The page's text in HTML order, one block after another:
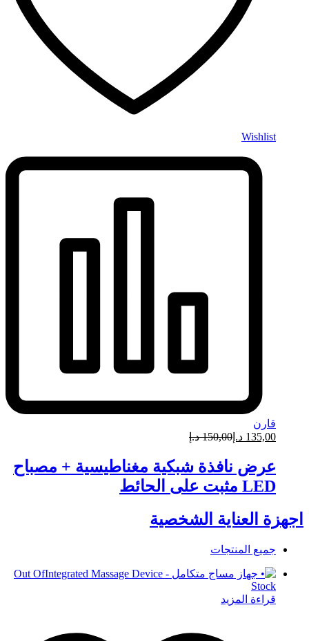
Wishlist
قارن
135,00 د.إ 150,00 د.إ
عرض نافذة شبكية مغناطيسية + مصباح
LED مثبت على الحائط
اجهزة العناية الشخصية
جميع المنتجات
Out Of
Stock
قراءة المزيد